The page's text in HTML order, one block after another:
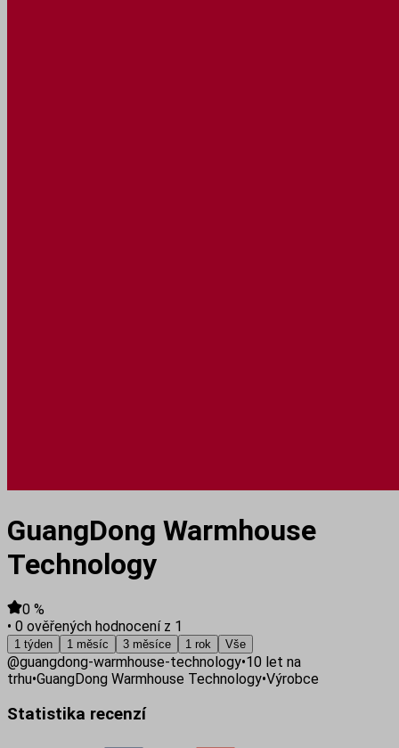
GuangDong Warmhouse
Technology
0 %
• 0 ověřených hodnocení z 1
1 týden 1 měsíc 3 měsíce 1 rok Vše
@guangdong-warmhouse-technology•10 let na
trhu•GuangDong Warmhouse Technology•Výrobce
Statistika recenzí